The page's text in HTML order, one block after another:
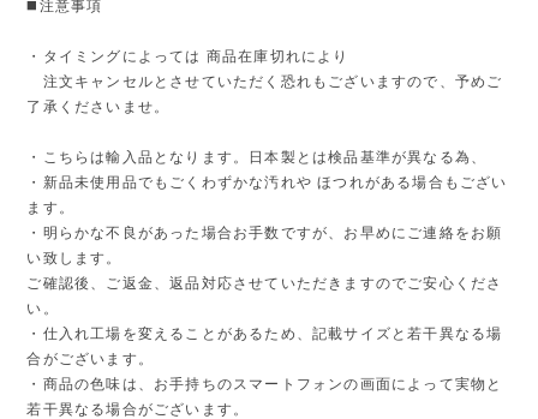
◼️注意事項
・タイミングによっては 商品在庫切れにより
注文キャンセルとさせていただく恐れもございますので、予めご
了承くださいませ。
・こちらは輸入品となります。日本製とは検品基準が異なる為、
・新品未使用品でもごくわずかな汚れや ほつれがある場合もござい
ます。
・明らかな不良があった場合お手数ですが、お早めにご連絡をお願
い致します。
ご確認後、ご返金、返品対応させていただきますのでご安心くださ
い。
・仕入れ工場を変えることがあるため、記載サイズと若干異なる場
合がございます。
・商品の色味は、お手持ちのスマートフォンの画面によって実物と
若干異なる場合がございます。